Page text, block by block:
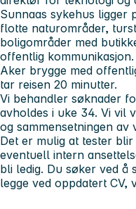
Sunnaas sykehus ligger
flotte naturområder,
boligområder med
offentlig
Aker brygge med
tar reisen 20 minutter.
Vi behandler søknader
avholdes i uke 34. Vi vil
og sammensetningen av
Det er mulig at tester
eventuell intern
bli ledig. Du søker ved å
legge ved oppdatert CV,